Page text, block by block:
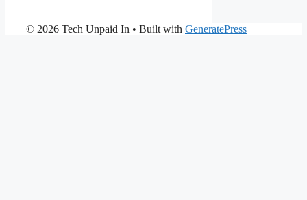
© 2026 Tech Unpaid In • Built with GeneratePress